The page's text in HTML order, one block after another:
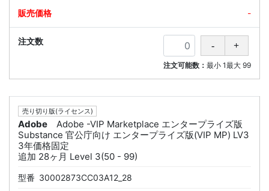
-
注文可能数： 最小 1最大 99
売り切り版(ライセンス)
Adobe
Adobe -VIP Marketplace エンタープライズ版
Substance 官公庁向け エンタープライズ版(VIP MP) LV3
3年価格固定
追加 28ヶ月 Level 3(50 - 99)
型番 30002873CC03A12_28